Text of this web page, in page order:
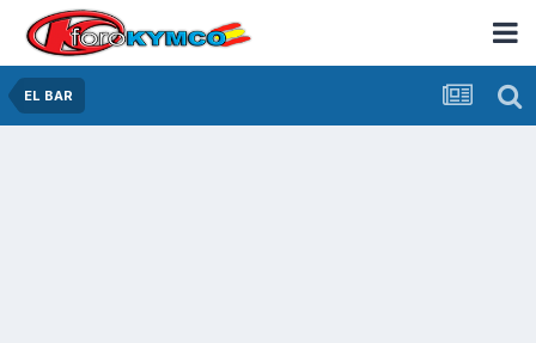
EL BAR